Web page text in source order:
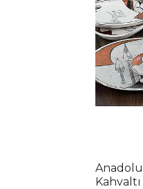
Kahvaltı